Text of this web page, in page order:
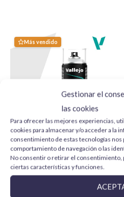
Gestionar el
las cookies
Para ofrecer las mejores experiencias,
cookies para almacenar y/o acceder a la
consentimiento de estas tecnologías
comportamiento de navegación o las
No consentir o retirar el consentimiento,
ciertas características y funciones.
Para más información
consulta las
politicas
Más vendido
Vallejo Imprimación Gris
28011 Aerosol 400 ml
11,75 €